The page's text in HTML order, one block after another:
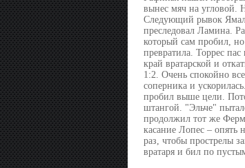
вынес мяч на угловой.
Следующий рывок
преследовал Ламина.
который сам пробил,
превратила. Торрес
край вратарской и
1:2. Очень спокойно
соперника и
пробил выше цели.
штангой. "Эльче"
продолжил тот же
касание Лопес – опять
раз, чтобы прострелы
вратаря и бил по